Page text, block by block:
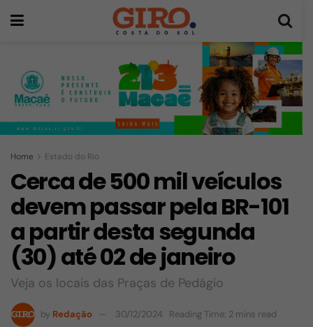
Home Estado do Rio
Cerca de 500 mil veículos
devem passar pela BR-101
a partir desta segunda
(30) até 02 de janeiro
Veja os locais das Praças de Pedágio
by Redação 30/12/2024 Reading Time: 2 mins read